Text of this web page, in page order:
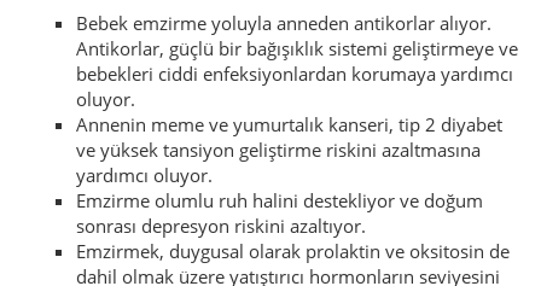
Bebek emzirme yoluyla anneden antikorlar alıyor.
Antikorlar, güçlü bir bağışıklık sistemi geliştirmeye ve
bebekleri ciddi enfeksiyonlardan korumaya yardımcı
oluyor.
Annenin meme ve yumurtalık kanseri, tip 2 diyabet
ve yüksek tansiyon geliştirme riskini azaltmasına
yardımcı oluyor.
Emzirme olumlu ruh halini destekliyor ve doğum
sonrası depresyon riskini azaltıyor.
Emzirmek, duygusal olarak prolaktin ve oksitosin de
dahil olmak üzere yatıştırıcı hormonların seviyesini